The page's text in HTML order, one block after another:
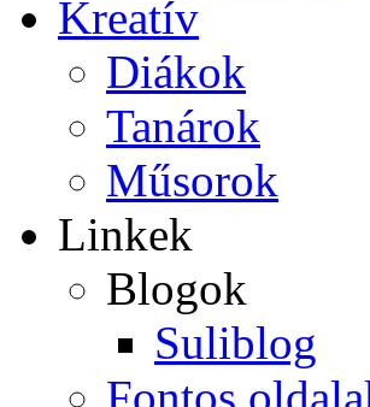
Kreatív
Diákok
Tanárok
Műsorok
Linkek
Blogok
Suliblog